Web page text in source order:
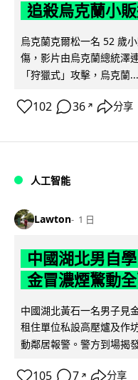
追殺烏克蘭小
烏克蘭克爾松一名 52 歲
傷，影片由烏克蘭總統澤
「狩獵式」攻擊，烏克蘭...
102 36 ↗ 分享
人工智能
Lawton 1 日
中國湖北男自
金冒濃煙驚動
中國湖北黃石一名男子見
租住單位私設高壓爐及作
動鄰居報警。警方到場揭
105 7 ↗ 分享